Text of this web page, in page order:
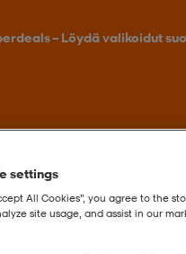
– Löydä valikoidut
settings
All Cookies”, you agree to the
site usage, and assist in our